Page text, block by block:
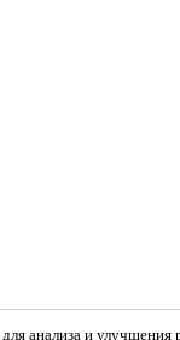
для анализа и улучшения